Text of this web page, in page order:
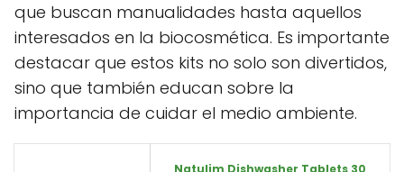
que buscan manualidades hasta aquellos
interesados en la biocosmética. Es importante
destacar que estos kits no solo son divertidos,
sino que también educan sobre la
importancia de cuidar el medio ambiente.
Natulim Dishwasher Tablets 30